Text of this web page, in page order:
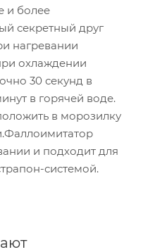
и более
секретный друг
нагревании
охлаждении
30 секунд в
в горячей воде.
в морозилку
и подходит для
системой.